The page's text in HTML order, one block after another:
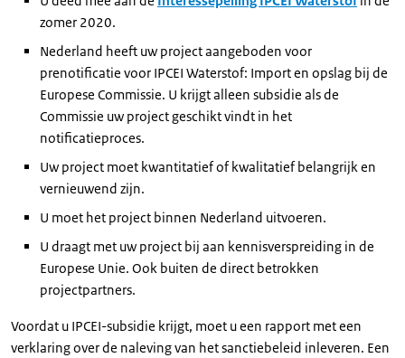
zomer 2020.
Nederland heeft uw project aangeboden voor
prenotificatie voor IPCEI Waterstof: Import en opslag bij de
Europese Commissie. U krijgt alleen subsidie als de
Commissie uw project geschikt vindt in het
notificatieproces.
Uw project moet kwantitatief of kwalitatief belangrijk en
vernieuwend zijn.
U moet het project binnen Nederland uitvoeren.
U draagt met uw project bij aan kennisverspreiding in de
Europese Unie. Ook buiten de direct betrokken
projectpartners.
Voordat u IPCEI-subsidie krijgt, moet u een rapport met een
verklaring over de naleving van het sanctiebeleid inleveren. Een